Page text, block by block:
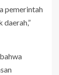
pemerintah